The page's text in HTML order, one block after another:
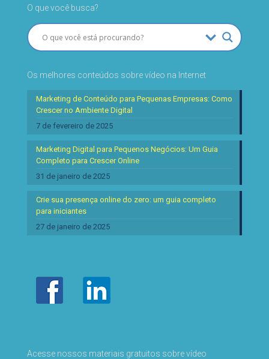
O que você busca?
Os melhores conteúdos sobre vídeo na Internet
Marketing de Conteúdo para Pequenas Empresas: Como
Crescer no Ambiente Digital
7 de fevereiro de 2025
Marketing Digital para Pequenos Negócios: Um Guia
Completo para Crescer Online
31 de janeiro de 2025
Crie sua presença online do zero: um guia completo
para iniciantes
27 de janeiro de 2025
Acesse nossos materiais gratuitos sobre vídeo